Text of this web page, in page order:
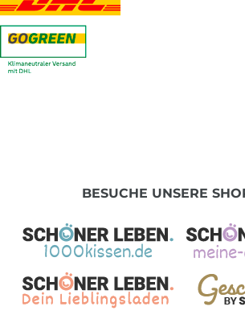
BESUCHE UNSERE